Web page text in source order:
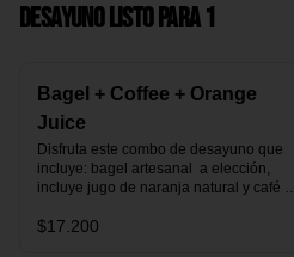
Desayuno Listo para 1
Bagel + Coffee + Orange
Juice
Disfruta este combo de desayuno que
incluye: bagel artesanal  a elección,
incluye jugo de naranja natural y café o
$17.200